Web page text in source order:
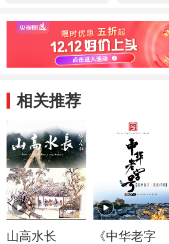
——孝传一方
——舍
大家
相关推荐
山高水长
《中华老字